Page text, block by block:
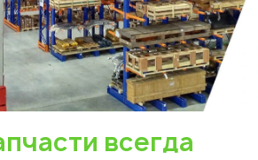
всегда